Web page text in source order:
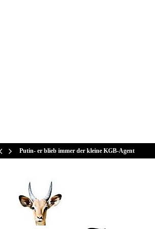
Putin- er blieb immer der kleine KGB-Agent